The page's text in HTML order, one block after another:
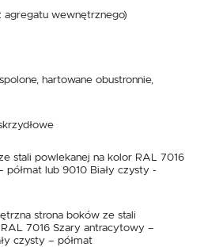
wewnętrznego)
hartowane obustronnie,
stali powlekanej na kolor RAL 7016
półmat lub 9010 Biały czysty -
strona boków ze stali
7016 Szary antracytowy –
czysty – półmat